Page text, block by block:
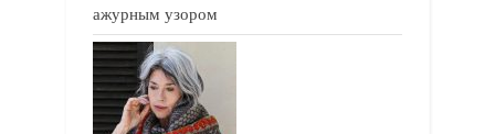
ажурным узором